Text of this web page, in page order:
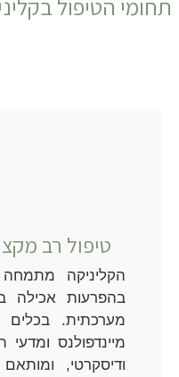
תחומי הטיפול
טיפול רב
הקליניקה מתמחה
בהפרעות אכילה
מיינדפולנס ומדעי
ודיסקרטי,